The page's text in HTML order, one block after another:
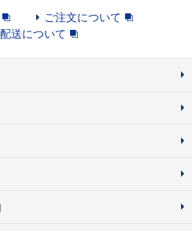
ご注文について
配送について